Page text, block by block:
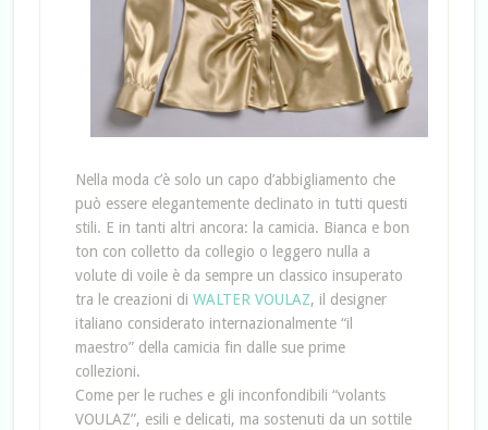
Nella moda c’è solo un capo d’abbigliamento che
può essere elegantemente declinato in tutti questi
stili. E in tanti altri ancora: la camicia. Bianca e bon
ton con colletto da collegio o leggero nulla a
volute di voile è da sempre un classico insuperato
tra le creazioni di WALTER VOULAZ, il designer
italiano considerato internazionalmente “il
maestro” della camicia fin dalle sue prime
collezioni.
Come per le ruches e gli inconfondibili “volants
VOULAZ”, esili e delicati, ma sostenuti da un sottile